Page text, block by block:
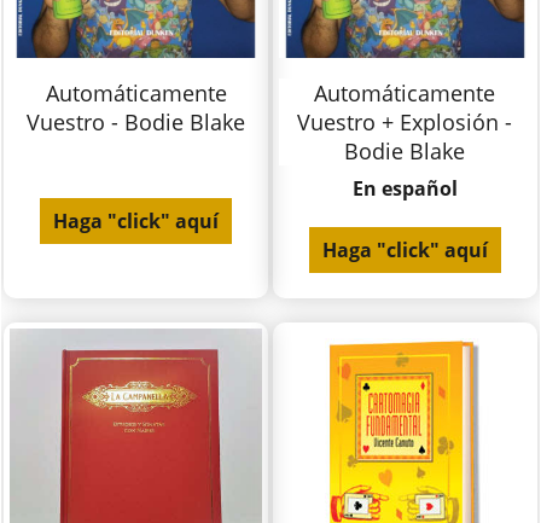
Automáticamente
Vuestro - Bodie Blake
Haga "click" aquí
Automáticamente
Vuestro + Explosión -
Bodie Blake
En español
Haga "click" aquí